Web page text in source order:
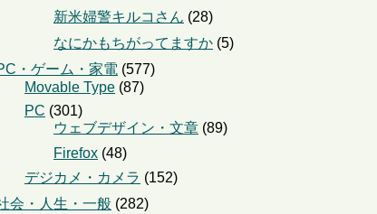
新米婦警キルコさん (28)
なにかもちがってますか (5)
・ゲーム・家電 (577)
Movable Type (87)
PC (301)
ウェブデザイン・文章 (89)
Firefox (48)
デジカメ・カメラ (152)
会・人生・一般 (282)